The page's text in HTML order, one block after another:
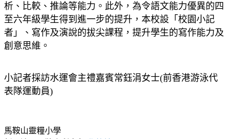
析、比較、推論等能力。此外，為令語文能力優異的四
至六年級學生得到進一步的提升，本校設「校園小記
者」、寫作及演說的拔尖課程，提升學生的寫作能力及
創意思維。
小記者採訪水運會主禮嘉賓常鈺涓女士(前香港游泳代
表隊運動員)
馬鞍山靈糧小學